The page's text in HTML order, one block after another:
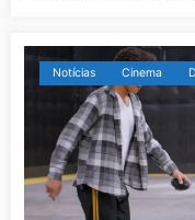
Notícias Cinema